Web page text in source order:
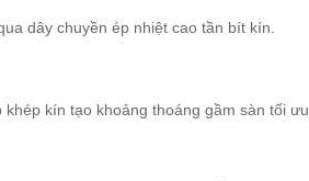
dây chuyền ép nhiệt cao tần bít kín.
kín tạo khoảng thoáng gầm sàn tối ưu.